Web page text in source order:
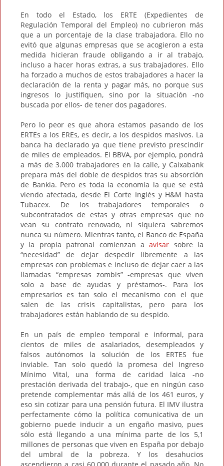
En todo el Estado, los ERTE (Expedientes de
Regulación Temporal del Empleo) no cubrieron más
que a un porcentaje de la clase trabajadora. Ello no
evitó que algunas empresas que se acogieron a esta
medida hicieran fraude obligando a ir al trabajo,
incluso a hacer horas extras, a sus trabajadores. Ello
ha forzado a muchos de estos trabajadores a hacer la
declaración de la renta y pagar más, no porque sus
ingresos lo justifiquen, sino por la situación -no
buscada por ellos- de tener dos pagadores.
Pero lo peor es que ahora estamos pasando de los
ERTEs a los EREs, es decir, a los despidos masivos. La
banca ha declarado ya que tiene previsto prescindir
de miles de empleados. El BBVA, por ejemplo, pondrá
a más de 3.000 trabajadores en la calle, y Caixabank
prepara más del doble de despidos tras su absorción
de Bankia. Pero es toda la economía la que se está
viendo afectada, desde El Corte Inglés y H&M hasta
Tubacex. De los trabajadores temporales o
subcontratados de estas y otras empresas que no
vean su contrato renovado, ni siquiera sabremos
nunca su número. Mientras tanto, el Banco de España
y la propia patronal comienzan aavisar sobre la
“necesidad” de dejar despedir libremente a las
empresas con problemas e incluso de dejar caer a las
llamadas “empresas zombis” -empresas que viven
solo a base de ayudas y préstamos-. Para los
empresarios es tan solo el mecanismo con el que
salen de las crisis capitalistas, pero para los
trabajadores están hablando de su despido.
En un país de empleo temporal e informal, para
cientos de miles de asalariados, desempleados y
falsos autónomos la solución de los ERTES fue
inviable. Tan solo quedó la promesa del Ingreso
Mínimo Vital, una forma de caridad laica -no
prestación derivada del trabajo-, que en ningún caso
pretende complementar más allá de los 461 euros, y
eso sin cotizar para una pensión futura. El IMV ilustra
perfectamente cómo la política comunicativa de un
gobierno puede inducir a un engaño masivo, pues
sólo está llegando a una mínima parte de los 5,1
millones de personas que viven en España por debajo
del umbral de la pobreza. Y los desahucios